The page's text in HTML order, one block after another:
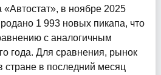
в ноябре 2025
1 993 новых пикапа, что
с аналогичным
года. Для сравнения, рынок
стране в последний месяц